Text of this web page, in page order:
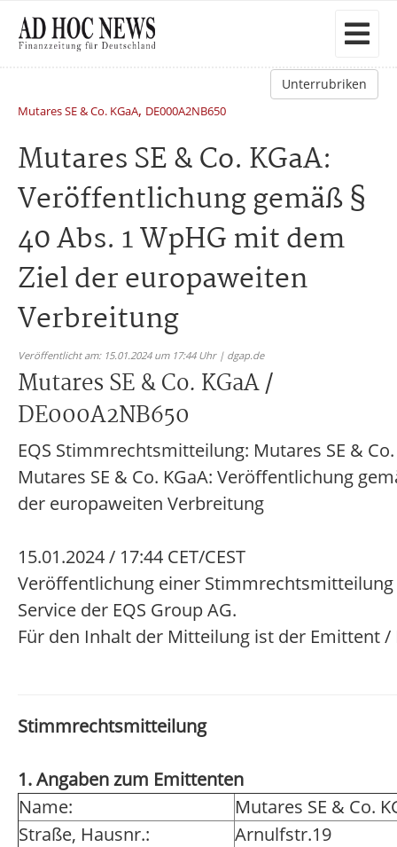
Unterrubriken
Mutares SE & Co. KGaA, DE000A2NB650
Mutares SE & Co. KGaA:
Veröffentlichung gemäß §
40 Abs. 1 WpHG mit dem
Ziel der europaweiten
Verbreitung
Veröffentlicht am: 15.01.2024 um 17:44 Uhr | dgap.de
Mutares SE & Co. KGaA /
DE000A2NB650
EQS Stimmrechtsmitteilung: Mutares SE & Co.
Mutares SE & Co. KGaA: Veröffentlichung
der europaweiten Verbreitung
15.01.2024 / 17:44 CET/CEST
Veröffentlichung einer
Service der EQS Group AG.
Für den Inhalt der Mitteilung ist der Emittent
Stimmrechtsmitteilung
1. Angaben zum Emittenten
Name:
Mutares SE & Co.
Straße, Hausnr.:
Arnulfstr.19